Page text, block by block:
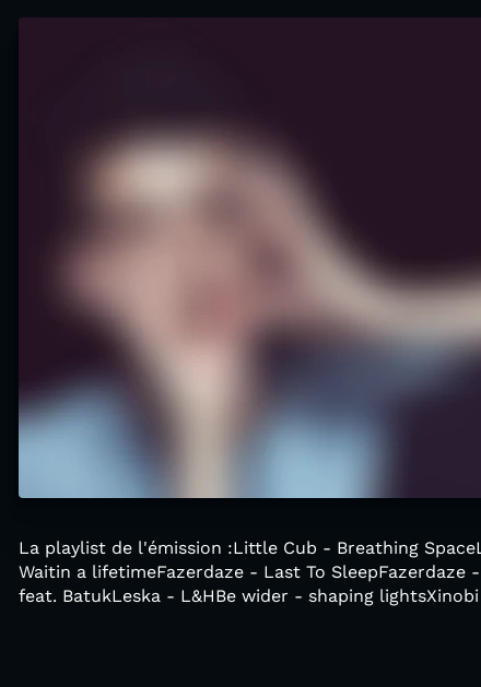
La playlist de l'émission :Little Cub - Breathing
Waitin a lifetimeFazerdaze - Last To
feat. BatukLeska - L&HBe wider - shaping